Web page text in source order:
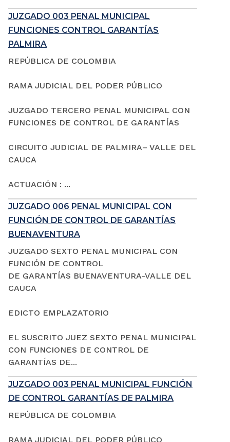
JUZGADO 003 PENAL MUNICIPAL
FUNCIONES CONTROL GARANTÍAS
PALMIRA
REPÚBLICA DE COLOMBIA
RAMA JUDICIAL DEL PODER PÚBLICO
JUZGADO TERCERO PENAL MUNICIPAL CON
FUNCIONES DE CONTROL DE GARANTÍAS
CIRCUITO JUDICIAL DE PALMIRA– VALLE DEL
CAUCA
ACTUACIÓN : ...
JUZGADO 006 PENAL MUNICIPAL CON
FUNCIÓN DE CONTROL DE GARANTÍAS
BUENAVENTURA
JUZGADO SEXTO PENAL MUNICIPAL CON
FUNCIÓN DE CONTROL
DE GARANTÍAS BUENAVENTURA-VALLE DEL
CAUCA
EDICTO EMPLAZATORIO
EL SUSCRITO JUEZ SEXTO PENAL MUNICIPAL
CON FUNCIONES DE CONTROL DE
GARANTÍAS DE...
JUZGADO 003 PENAL MUNICIPAL FUNCIÓN
DE CONTROL GARANTÍAS DE PALMIRA
REPÚBLICA DE COLOMBIA
RAMA JUDICIAL DEL PODER PÚBLICO